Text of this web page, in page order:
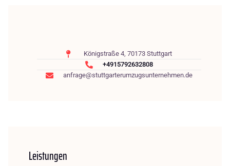
Königstraße 4, 70173 Stuttgart
+4915792632808
anfrage@stuttgarterumzugsunternehmen.de
Leistungen